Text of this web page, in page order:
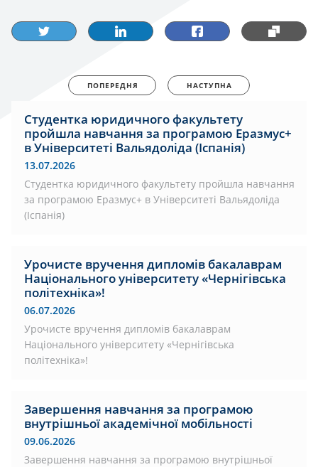
ПОПЕРЕДНЯ НАСТУПНА
Студентка юридичного факультету
пройшла навчання за програмою Еразмус+
в Університеті Вальядоліда (Іспанія)
13.07.2026
Студентка юридичного факультету пройшла навчання
за програмою Еразмус+ в Університеті Вальядоліда
(Іспанія)
Урочисте вручення дипломів бакалаврам
Національного університету «Чернігівська
політехніка»!
06.07.2026
Урочисте вручення дипломів бакалаврам
Національного університету «Чернігівська
політехніка»!
Завершення навчання за програмою
внутрішньої академічної мобільності
09.06.2026
Завершення навчання за програмою внутрішньої